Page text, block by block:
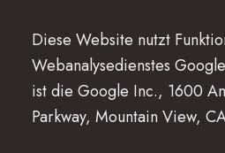
Diese Website nutzt
Webanalysedienstes
ist die Google Inc., 1600
Parkway, Mountain View,